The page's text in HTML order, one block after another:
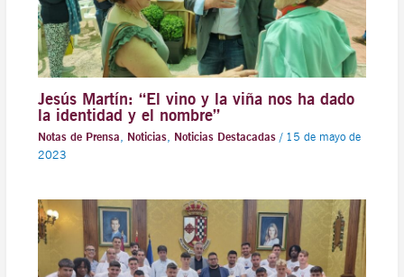
Jesús Martín: “El vino y la viña nos ha dado
la identidad y el nombre”
Notas de Prensa, Noticias, Noticias Destacadas/ 15 de mayo de
2023